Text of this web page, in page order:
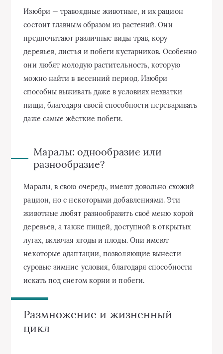
Изюбри — травоядные животные, и их рацион
состоит главным образом из растений. Они
предпочитают различные виды трав, кору
деревьев, листья и побеги кустарников. Особенно
они любят молодую растительность, которую
можно найти в весенний период. Изюбри
способны выживать даже в условиях нехватки
пищи, благодаря своей способности переваривать
даже самые жёсткие побеги.
Маралы: однообразие или
разнообразие?
Маралы, в свою очередь, имеют довольно схожий
рацион, но с некоторыми добавлениями. Эти
животные любят разнообразить своё меню корой
деревьев, а также пищей, доступной в открытых
лугах, включая ягоды и плоды. Они имеют
некоторые адаптации, позволяющие вынести
суровые зимние условия, благодаря способности
искать под снегом корни и побеги.
Размножение и жизненный
цикл